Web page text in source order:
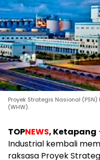
Proyek Strategis Nasional
(WHW).
TOPNEWS, Ketapang
Industrial kembali
raksasa Proyek